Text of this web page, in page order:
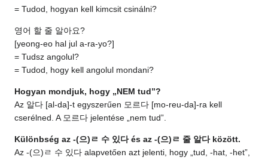
= Tudod, hogyan kell kimcsit csinálni?
영어 할 줄 알아요?
[yeong-eo hal jul a-ra-yo?]
= Tudsz angolul?
= Tudod, hogy kell angolul mondani?
Hogyan mondjuk, hogy „NEM tud”?
Az 알다 [al-da]-t egyszerűen 모르다 [mo-reu-da]-ra kell
cserélned. A 모르다 jelentése „nem tud”.
Különbség az -(으)ㄹ 수 있다 és az -(으)ㄹ 줄 알다 között.
Az -(으)ㄹ 수 있다 alapvetően azt jelenti, hogy „tud, -hat, -het”,